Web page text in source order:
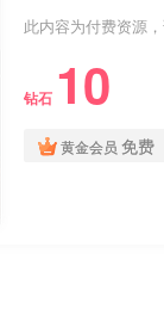
此内容为付费资源
钻石 10
黄金会员 免费